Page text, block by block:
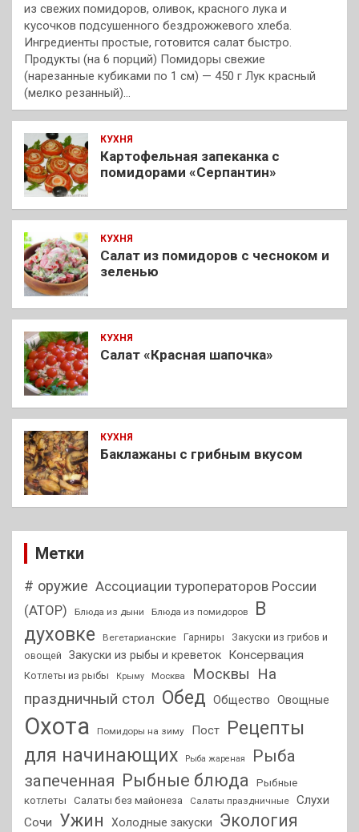
из свежих помидоров, оливок, красного лука и
кусочков подсушенного бездрожжевого хлеба.
Ингредиенты простые, готовится салат быстро.
Продукты (на 6 порций) Помидоры свежие
(нарезанные кубиками по 1 см) — 450 г Лук красный
(мелко резанный)…
КУХНЯ
Картофельная запеканка с
помидорами «Серпантин»
КУХНЯ
Салат из помидоров с чесноком и
зеленью
КУХНЯ
Салат «Красная шапочка»
КУХНЯ
Баклажаны с грибным вкусом
Метки
# оружие Ассоциации туроператоров России
(АТОР)
Блюда из дыни Блюда из помидоров
В
духовке
Вегетарианские Гарниры
Закуски из грибов и
овощей
Закуски из рыбы и креветок Консервация
Котлеты из рыбы Крыму Москва Москвы На
праздничный стол Обед Общество Овощные
Охота Помидоры на зиму Пост
Рецепты
для начинающих
Рыба жареная
Рыба
запеченная Рыбные блюда
Рыбные
котлеты
Салаты без майонеза Салаты праздничные
Слухи
Сочи
Ужин Холодные закуски Экология